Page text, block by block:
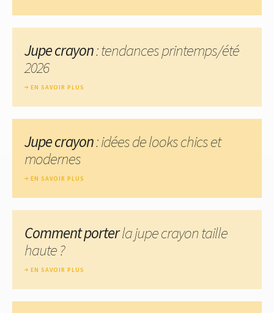
Jupe crayon: tendances printemps/été
2026
EN SAVOIR PLUS
Jupe crayon: idées de looks chics et
modernes
EN SAVOIR PLUS
Comment porterla jupe crayon taille
haute ?
EN SAVOIR PLUS